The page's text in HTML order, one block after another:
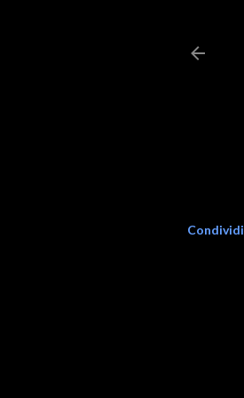
Condividi